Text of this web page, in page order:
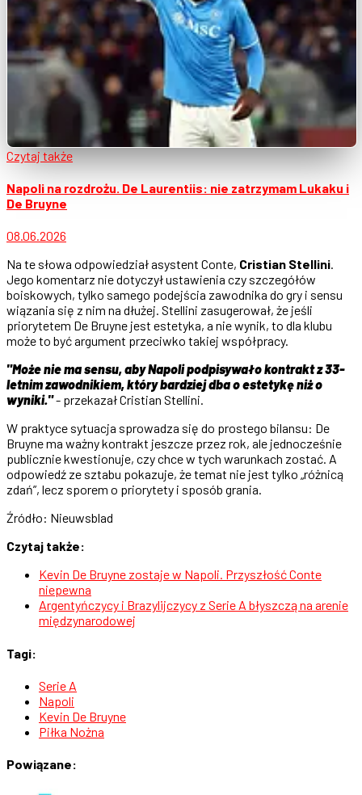
Czytaj także
Napoli na rozdrożu. De Laurentiis: nie zatrzymam Lukaku i
De Bruyne
08.06.2026
Na te słowa odpowiedział asystent Conte, Cristian Stellini.
Jego komentarz nie dotyczył ustawienia czy szczegółów
boiskowych, tylko samego podejścia zawodnika do gry i sensu
wiązania się z nim na dłużej. Stellini zasugerował, że jeśli
priorytetem De Bruyne jest estetyka, a nie wynik, to dla klubu
może to być argument przeciwko takiej współpracy.
"Może nie ma sensu, aby Napoli podpisywało kontrakt z 33-
letnim zawodnikiem, który bardziej dba o estetykę niż o
wyniki."- przekazał Cristian Stellini.
W praktyce sytuacja sprowadza się do prostego bilansu: De
Bruyne ma ważny kontrakt jeszcze przez rok, ale jednocześnie
publicznie kwestionuje, czy chce w tych warunkach zostać. A
odpowiedź ze sztabu pokazuje, że temat nie jest tylko „różnicą
zdań”, lecz sporem o priorytety i sposób grania.
Źródło: Nieuwsblad
Czytaj także:
Kevin De Bruyne zostaje w Napoli. Przyszłość Conte
niepewna
Argentyńczycy i Brazylijczycy z Serie A błyszczą na arenie
międzynarodowej
Tagi:
Serie A
Napoli
Kevin De Bruyne
Piłka Nożna
Powiązane: